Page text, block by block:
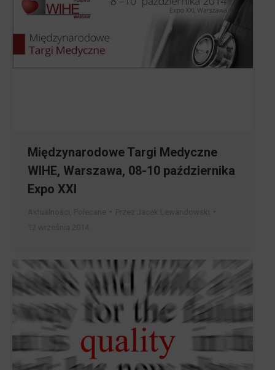
Międzynarodowe Targi Medyczne
WIHE, Warszawa, 08-10 października
Expo XXI